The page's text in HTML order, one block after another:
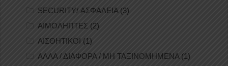
SECURITY/ ΑΣΦΑΛΕΙΑ(3)
ΑΙΜΟΛΗΠΤΕΣ (2)
ΑΙΣΘΗΤΙΚΟΙ (1)
ΑΛΛΑ / ΔΙΑΦΟΡΑ / ΜΗ ΤΑΞΙΝΟΜΗΜΕΝΑ(1)